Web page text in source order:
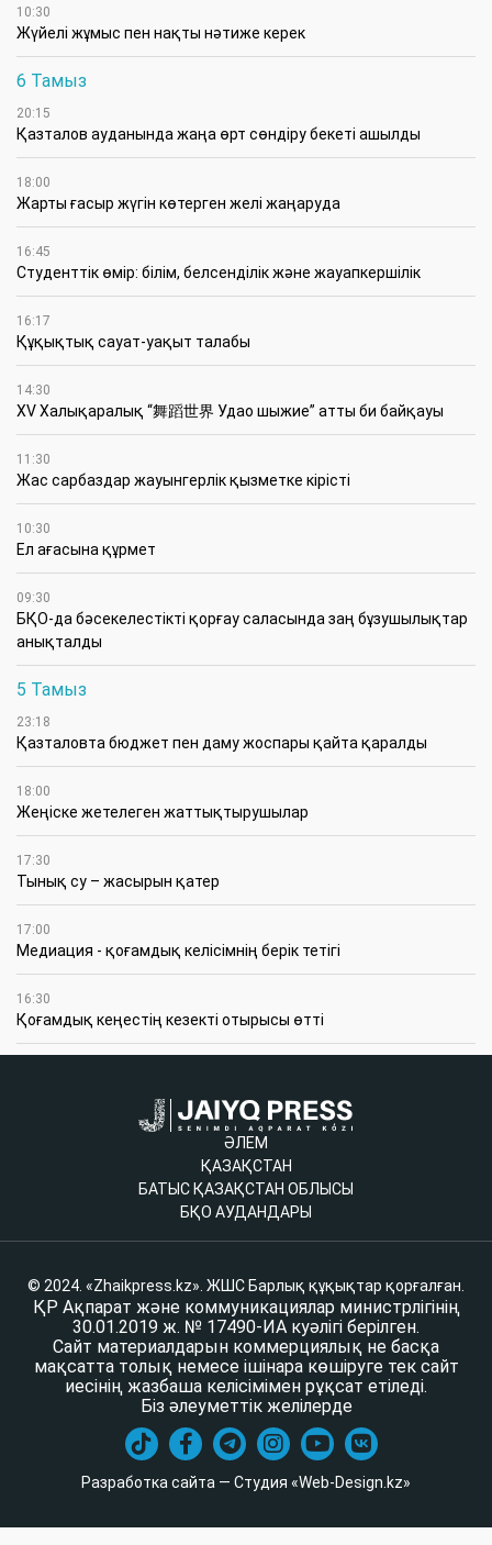
10:30
Жүйелі жұмыс пен нақты нәтиже керек
6 Тамыз
20:15
Қазталов ауданында жаңа өрт сөндіру бекеті ашылды
18:00
Жарты ғасыр жүгін көтерген желі жаңаруда
16:45
Студенттік өмір: білім, белсенділік және жауапкершілік
16:17
Құқықтық сауат-уақыт талабы
14:30
XV Халықаралық “舞蹈世界 Удао шыжие” атты би байқауы
11:30
Жас сарбаздар жауынгерлік қызметке кірісті
10:30
Ел ағасына құрмет
09:30
БҚО-да бәсекелестікті қорғау саласында заң бұзушылықтар
анықталды
5 Тамыз
23:18
Қазталовта бюджет пен даму жоспары қайта қаралды
18:00
Жеңіске жетелеген жаттықтырушылар
17:30
Тынық су – жасырын қатер
17:00
Медиация - қоғамдық келісімнің берік тетігі
16:30
Қоғамдық кеңестің кезекті отырысы өтті
ӘЛЕМ
ҚАЗАҚСТАН
БАТЫС ҚАЗАҚСТАН ОБЛЫСЫ
БҚО АУДАНДАРЫ
© 2024. «Zhaikpress.kz». ЖШС Барлық құқықтар қорғалған.
ҚР Ақпарат және коммуникациялар министрлігінің
30.01.2019 ж. № 17490-ИА куәлігі берілген.
Сайт материалдарын коммерциялық не басқа
мақсатта толық немесе ішінара көшіруге тек сайт
иесінің жазбаша келісімімен рұқсат етіледі.
Біз әлеуметтік желілерде
Разработка сайта — Студия «Web-Design.kz»